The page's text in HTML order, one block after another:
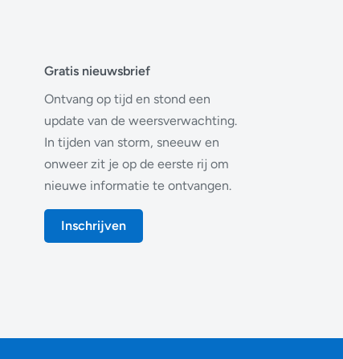
Gratis nieuwsbrief
Ontvang op tijd en stond een
update van de weersverwachting.
In tijden van storm, sneeuw en
onweer zit je op de eerste rij om
nieuwe informatie te ontvangen.
Inschrijven